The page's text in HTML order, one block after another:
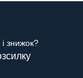
і знижок?